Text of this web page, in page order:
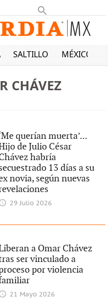
SALTILLO MÉXICO
CHÁVEZ
querían muerta’...
de Julio César
habría
13 días a su
novia, según nuevas
29 Julio 2026
a Omar Chávez
ser vinculado a
por violencia
21 Mayo 2026